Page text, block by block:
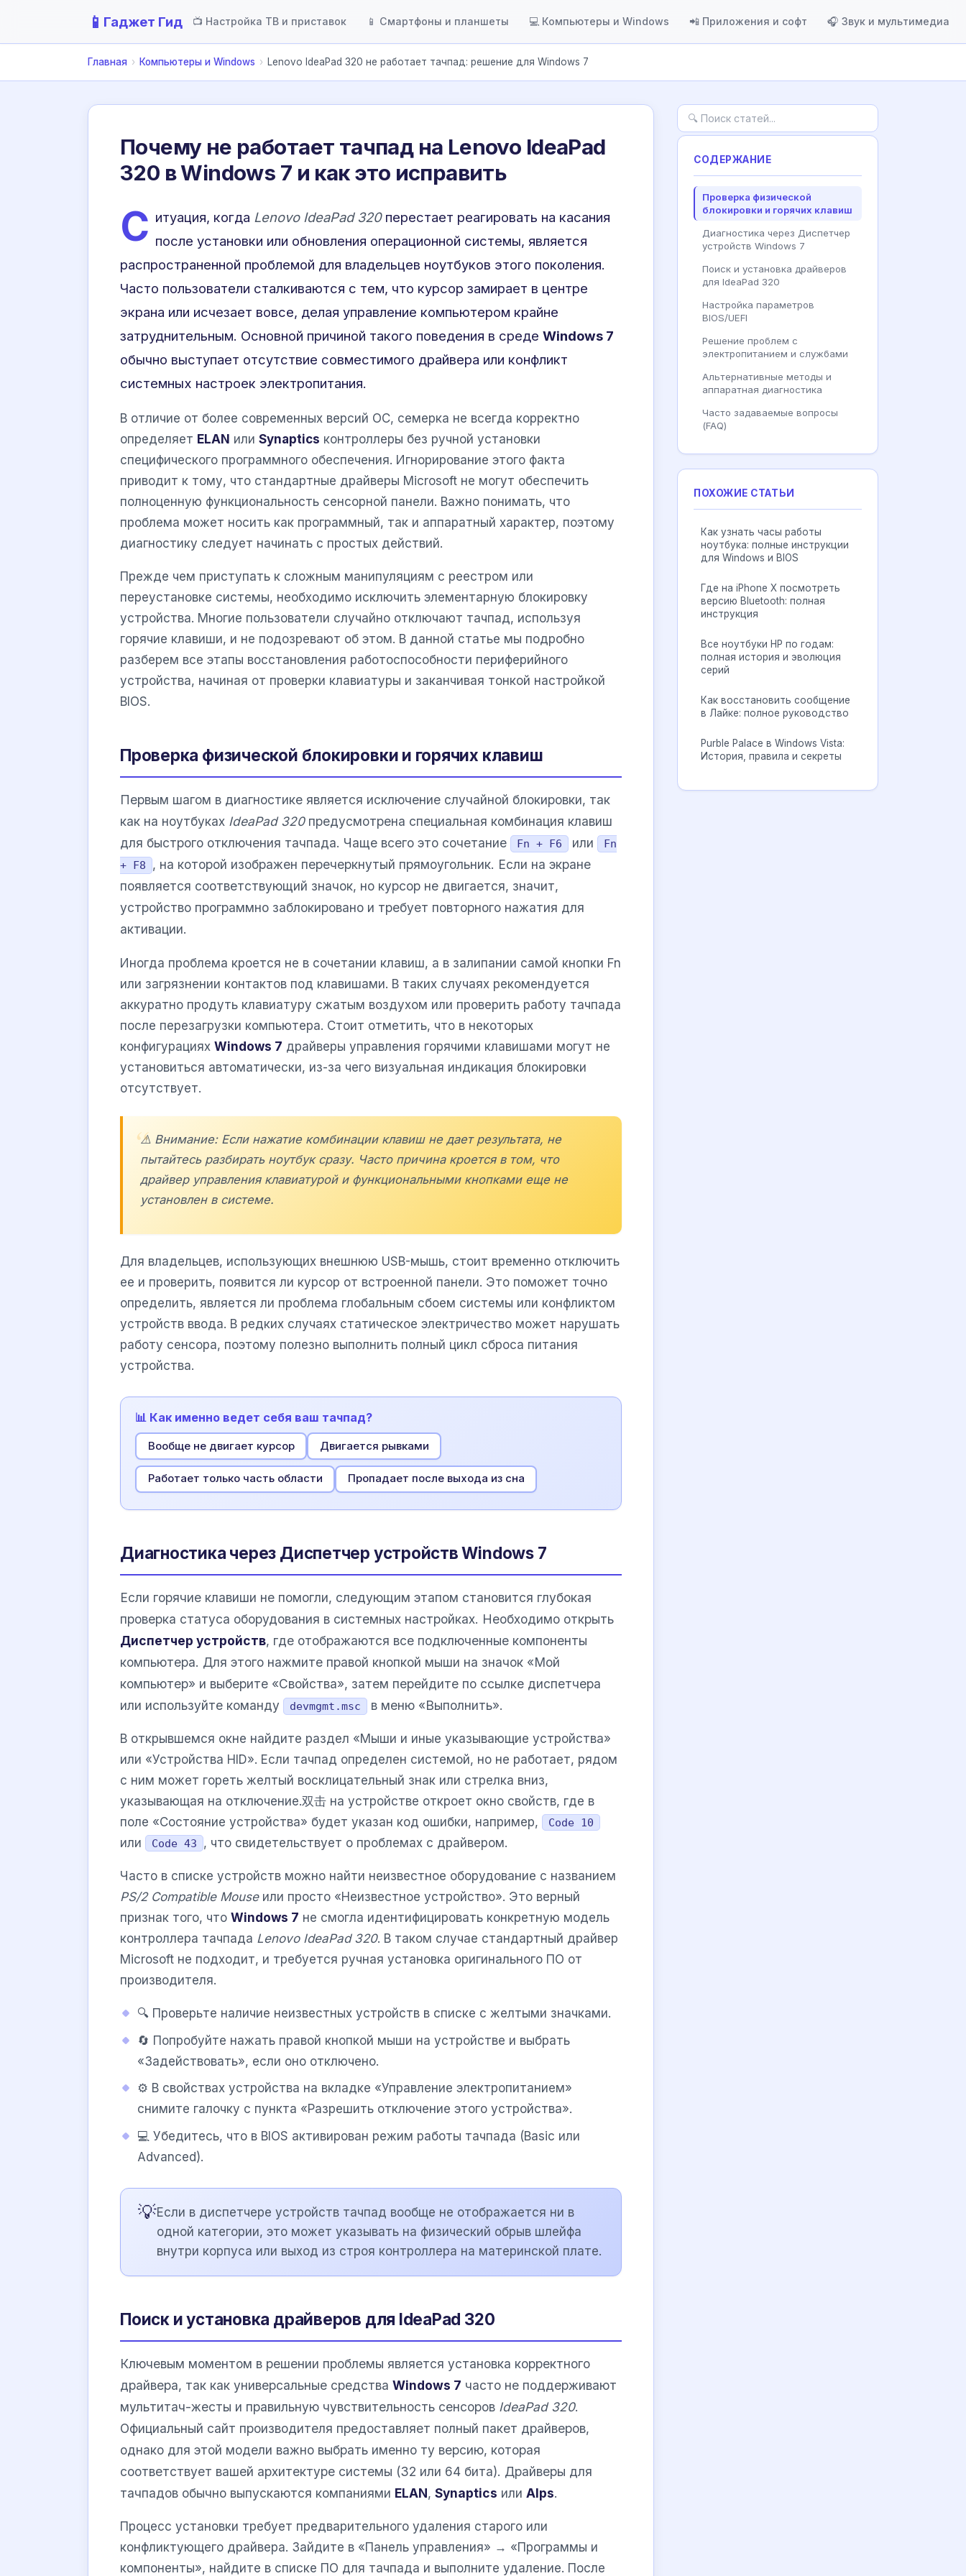
📱 Гаджет Гид 📺 Настройка ТВ и приставок 📱 Смартфоны и планшеты 💻 Компьютеры и Windows 📲 Приложения и софт 🎧 Звук и мультимедиа
Главная › Компьютеры и Windows › Lenovo IdeaPad 320 не работает тачпад: решение для Windows 7
Почему не работает тачпад на Lenovo IdeaPad
320 в Windows 7 и как это исправить
С итуация, когда Lenovo IdeaPad 320перестает реагировать на касания
после установки или обновления операционной системы, является
распространенной проблемой для владельцев ноутбуков этого поколения.
Часто пользователи сталкиваются с тем, что курсор замирает в центре
экрана или исчезает вовсе, делая управление компьютером крайне
затруднительным. Основной причиной такого поведения в среде Windows 7
обычно выступает отсутствие совместимого драйвера или конфликт
системных настроек электропитания.
В отличие от более современных версий ОС, семерка не всегда корректно
определяет ELAN или Synaptics контроллеры без ручной установки
специфического программного обеспечения. Игнорирование этого факта
приводит к тому, что стандартные драйверы Microsoft не могут обеспечить
полноценную функциональность сенсорной панели. Важно понимать, что
проблема может носить как программный, так и аппаратный характер, поэтому
диагностику следует начинать с простых действий.
Прежде чем приступать к сложным манипуляциям с реестром или
переустановке системы, необходимо исключить элементарную блокировку
устройства. Многие пользователи случайно отключают тачпад, используя
горячие клавиши, и не подозревают об этом. В данной статье мы подробно
разберем все этапы восстановления работоспособности периферийного
устройства, начиная от проверки клавиатуры и заканчивая тонкой настройкой
BIOS.
Проверка физической блокировки и горячих клавиш
Первым шагом в диагностике является исключение случайной блокировки, так
как на ноутбуках IdeaPad 320предусмотрена специальная комбинация клавиш
для быстрого отключения тачпада. Чаще всего это сочетание
Fn + F6 или
Fn
+ F8
, на которой изображен перечеркнутый прямоугольник. Если на экране
появляется соответствующий значок, но курсор не двигается, значит,
устройство программно заблокировано и требует повторного нажатия для
активации.
Иногда проблема кроется не в сочетании клавиш, а в залипании самой кнопки Fn
или загрязнении контактов под клавишами. В таких случаях рекомендуется
аккуратно продуть клавиатуру сжатым воздухом или проверить работу тачпада
после перезагрузки компьютера. Стоит отметить, что в некоторых
конфигурациях Windows 7 драйверы управления горячими клавишами могут не
установиться автоматически, из-за чего визуальная индикация блокировки
отсутствует.
⚠️ Внимание: Если нажатие комбинации клавиш не дает результата, не
пытайтесь разбирать ноутбук сразу. Часто причина кроется в том, что
драйвер управления клавиатурой и функциональными кнопками еще не
установлен в системе.
Для владельцев, использующих внешнюю USB-мышь, стоит временно отключить
ее и проверить, появится ли курсор от встроенной панели. Это поможет точно
определить, является ли проблема глобальным сбоем системы или конфликтом
устройств ввода. В редких случаях статическое электричество может нарушать
работу сенсора, поэтому полезно выполнить полный цикл сброса питания
устройства.
📊 Как именно ведет себя ваш тачпад?
Вообще не двигает курсор Двигается рывками
Работает только часть области Пропадает после выхода из сна
Диагностика через Диспетчер устройств Windows 7
Если горячие клавиши не помогли, следующим этапом становится глубокая
проверка статуса оборудования в системных настройках. Необходимо открыть
Диспетчер устройств, где отображаются все подключенные компоненты
компьютера. Для этого нажмите правой кнопкой мыши на значок «Мой
компьютер» и выберите «Свойства», затем перейдите по ссылке диспетчера
или используйте команду
devmgmt.msc в меню «Выполнить».
В открывшемся окне найдите раздел «Мыши и иные указывающие устройства»
или «Устройства HID». Если тачпад определен системой, но не работает, рядом
с ним может гореть желтый восклицательный знак или стрелка вниз,
указывающая на отключение.双击 на устройстве откроет окно свойств, где в
поле «Состояние устройства» будет указан код ошибки, например,
Code 10
или Code 43 , что свидетельствует о проблемах с драйвером.
Часто в списке устройств можно найти неизвестное оборудование с названием
PS/2 Compatible Mouseили просто «Неизвестное устройство». Это верный
признак того, что Windows 7 не смогла идентифицировать конкретную модель
контроллера тачпада Lenovo IdeaPad 320. В таком случае стандартный драйвер
Microsoft не подходит, и требуется ручная установка оригинального ПО от
производителя.
🔍 Проверьте наличие неизвестных устройств в списке с желтыми значками.
🔄 Попробуйте нажать правой кнопкой мыши на устройстве и выбрать
«Задействовать», если оно отключено.
⚙️ В свойствах устройства на вкладке «Управление электропитанием»
снимите галочку с пункта «Разрешить отключение этого устройства».
💻 Убедитесь, что в BIOS активирован режим работы тачпада (Basic или
Advanced).
💡Если в диспетчере устройств тачпад вообще не отображается ни в
одной категории, это может указывать на физический обрыв шлейфа
внутри корпуса или выход из строя контроллера на материнской плате.
Поиск и установка драйверов для IdeaPad 320
Ключевым моментом в решении проблемы является установка корректного
драйвера, так как универсальные средства Windows 7 часто не поддерживают
мультитач-жесты и правильную чувствительность сенсоров IdeaPad 320.
Официальный сайт производителя предоставляет полный пакет драйверов,
однако для этой модели важно выбрать именно ту версию, которая
соответствует вашей архитектуре системы (32 или 64 бита). Драйверы для
тачпадов обычно выпускаются компаниями ELAN, Synaptics или Alps.
Процесс установки требует предварительного удаления старого или
конфликтующего драйвера. Зайдите в «Панель управления» → «Программы и
компоненты», найдите в списке ПО для тачпада и выполните удаление. После
СОДЕРЖАНИЕ
Проверка физической
блокировки и горячих клавиш
Диагностика через Диспетчер
устройств Windows 7
Поиск и установка драйверов
для IdeaPad 320
Настройка параметров
BIOS/UEFI
Решение проблем с
электропитанием и службами
Альтернативные методы и
аппаратная диагностика
Часто задаваемые вопросы
(FAQ)
ПОХОЖИЕ СТАТЬИ
Как узнать часы работы
ноутбука: полные инструкции
для Windows и BIOS
Где на iPhone X посмотреть
версию Bluetooth: полная
инструкция
Все ноутбуки HP по годам:
полная история и эволюция
серий
Как восстановить сообщение
в Лайке: полное руководство
Purble Palace в Windows Vista:
История, правила и секреты